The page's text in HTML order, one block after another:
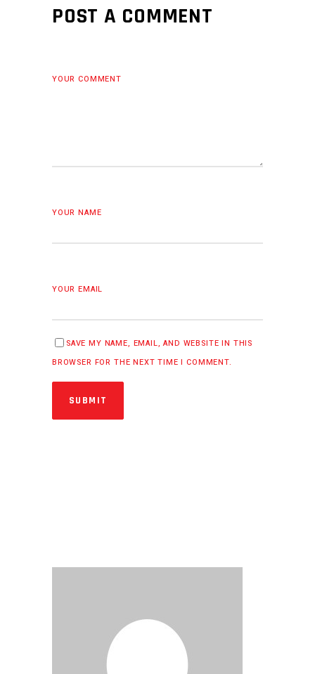
POST A COMMENT
YOUR COMMENT
YOUR NAME
YOUR EMAIL
SAVE MY NAME, EMAIL, AND WEBSITE IN THIS
BROWSER FOR THE NEXT TIME I COMMENT.
SUBMIT